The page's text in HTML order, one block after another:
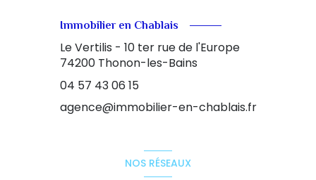
Immobilier en Chablais
Le Vertilis - 10 ter rue de l'Europe
74200 Thonon-les-Bains
04 57 43 06 15
agence@immobilier-en-chablais.fr
NOS RÉSEAUX